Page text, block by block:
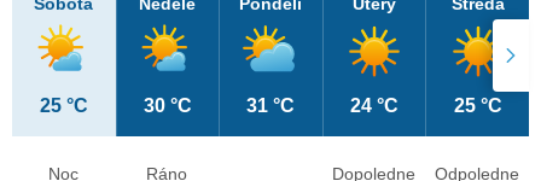
Sobota
25 °C
Neděle
30 °C
Pondělí
31 °C
Úterý
24 °C
Středa
25 °C
Noc
Ráno
Dopoledne
Odpoledne